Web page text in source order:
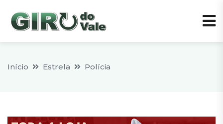
Início Estrela Polícia